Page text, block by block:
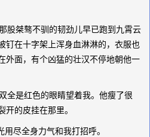
股桀骜不驯的韧劲儿早已跑到九霄云
钉在十字架上浑身血淋淋的，衣服也
外面，有个凶猛的壮汉不停地朝他一
全是红色的眼睛望着我。他瘦了很
的皮挂在那里。
尽全身力气和我打招呼。